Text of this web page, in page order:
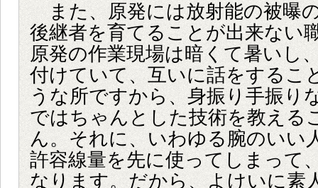
また、原発には放射能の被曝
後継者を育てることが出来ない
原発の作業現場は暗くて暑いし
付けていて、互いに話をするこ
うな所ですから、身振り手振り
ではちゃんとした技術を教える
ん。それに、いわゆる腕のいい
許容線量を先に使ってしまって
なります。だから、よけいに素